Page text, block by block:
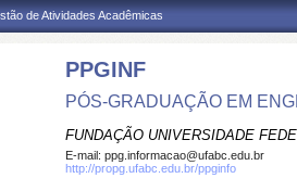
de Atividades Acadêmicas
PPGINF
PÓS-GRADUAÇÃO EM
FUNDAÇÃO UNIVERSIDADE
E-mail: ppg.informacao@ufabc.edu.br
http://propg.ufabc.edu.br/ppginfo